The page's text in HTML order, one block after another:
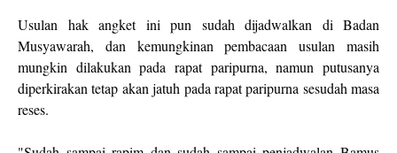
Usulan hak angket ini pun sudah dijadwalkan di Badan
Musyawarah, dan kemungkinan pembacaan usulan masih
mungkin dilakukan pada rapat paripurna, namun putusanya
diperkirakan tetap akan jatuh pada rapat paripurna sesudah masa
reses.